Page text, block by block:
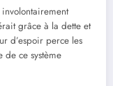
involontairement
grâce à la dette et
d’espoir perce les
ce système